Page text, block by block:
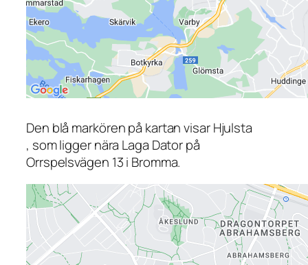
Den blå markören på kartan visar Hjulsta
, som ligger nära Laga Dator på
Orrspelsvägen 13 i Bromma.